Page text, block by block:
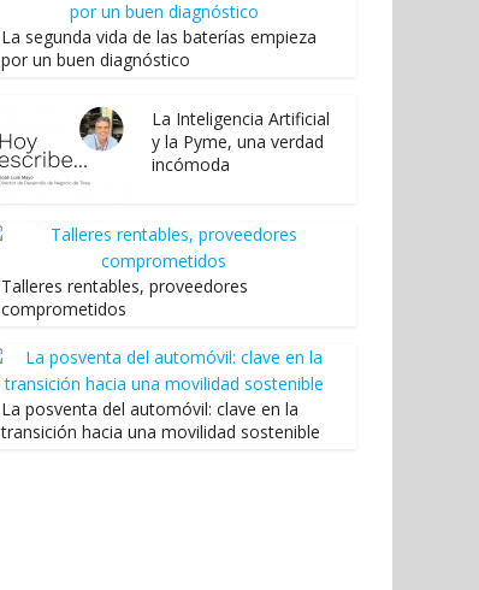
La segunda vida de las baterías empieza
por un buen diagnóstico
La Inteligencia Artificial
y la Pyme, una verdad
incómoda
Talleres rentables, proveedores
comprometidos
La posventa del automóvil: clave en la
transición hacia una movilidad sostenible